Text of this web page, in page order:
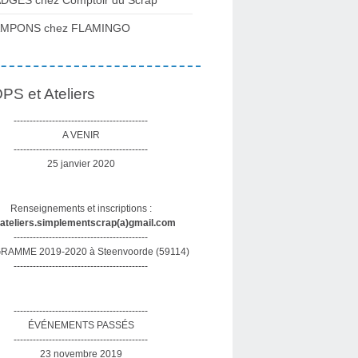
chez FLAMINGO
et Ateliers
------------------------------------------
A VENIR
------------------------------------------
25 janvier 2020
Renseignements et inscriptions :
------------------------------------------
2019-2020 à Steenvoorde (59114)
------------------------------------------
------------------------------------------
ÉVÉNEMENTS PASSÉS
------------------------------------------
23 novembre 2019